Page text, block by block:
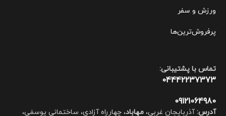
ورزش و سفر
پرفروش‌ترین‌ها
تماس با پشتیبانی:
04442237373
09121064980
آدرس: آذربایجان غربی،مهاباد، چهارراه آزادی، ساختمانی یوسفی،